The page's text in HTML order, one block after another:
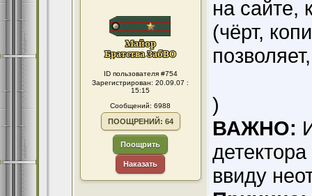
ID пользователя #754
Зарегистрирован: 20.09.07 :
15:15
Сообщений: 6988
ПООЩРЕНИЙ: 64
Поощрить
Наказать
на сайте,
(чёрт,
)
ВАЖНО:
ввиду